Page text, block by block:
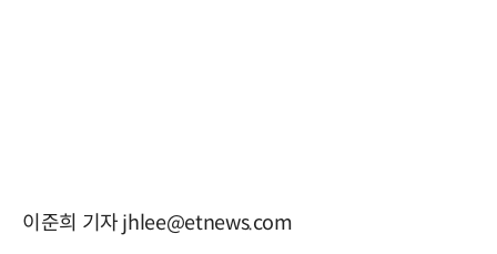
이준희 기자 jhlee@etnews.com